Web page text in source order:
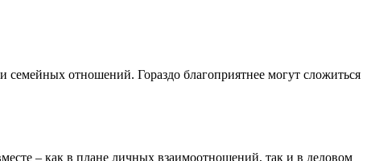
отношений. Гораздо благоприятнее могут сложиться
– как в плане личных взаимоотношений, так и в деловом